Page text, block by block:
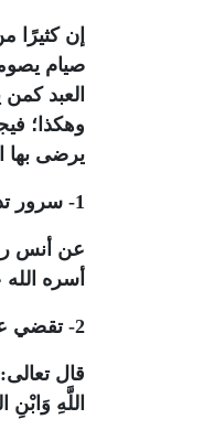
إن كثيرًا
صيام
العبد
وهكذا؛
يرضى بها
1- سرور تدخله على قلب مسلم:
عن أنس
أسره
2- تقضي عنه دينًا:
قال
اللَّهِ وَابْنِ